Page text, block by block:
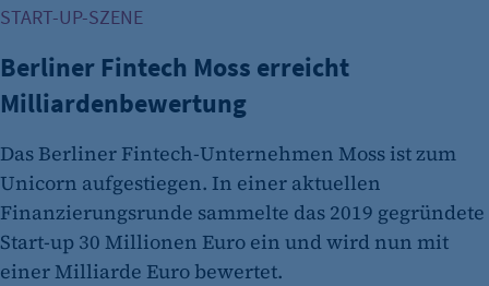
START-UP-SZENE
Berliner Fintech Moss erreicht
Milliardenbewertung
Das Berliner Fintech-Unternehmen Moss ist zum
Unicorn aufgestiegen. In einer aktuellen
Finanzierungsrunde sammelte das 2019 gegründete
Start-up 30 Millionen Euro ein und wird nun mit
einer Milliarde Euro bewertet.